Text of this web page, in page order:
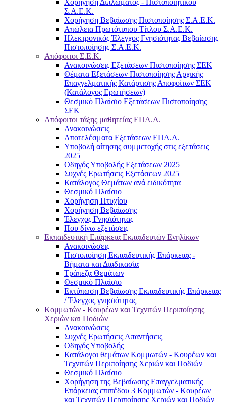
Χορήγηση Διπλώματος - Πιστοποιητικού
Σ.Α.Ε.Κ.
Χορήγηση Βεβαίωσης Πιστοποίησης Σ.Α.Ε.Κ.
Απώλεια Πρωτότυπου Τίτλου Σ.Α.Ε.Κ.
Ηλεκτρονικός Έλεγχος Γνησιότητας Βεβαίωσης
Πιστοποίησης Σ.Α.Ε.Κ.
Απόφοιτοι Σ.Ε.Κ.
Ανακοινώσεις Εξετάσεων Πιστοποίησης ΣΕΚ
Θέματα Εξετάσεων Πιστοποίησης Αρχικής
Επαγγελματικής Κατάρτισης Αποφοίτων ΣΕΚ
(Κατάλογος Ερωτήσεων)
Θεσμικό Πλαίσιο Εξετάσεων Πιστοποίησης
ΣΕΚ
Απόφοιτοι τάξης μαθητείας ΕΠΑ.Λ.
Ανακοινώσεις
Αποτελέσματα Εξετάσεων ΕΠΑ.Λ.
Υποβολή αίτησης συμμετοχής στις εξετάσεις
2025
Οδηγός Υποβολής Εξετάσεων 2025
Συχνές Ερωτήσεις Εξετάσεων 2025
Κατάλογος Θεμάτων ανά ειδικότητα
Θεσμικό Πλαίσιο
Χορήγηση Πτυχίου
Χορήγηση Βεβαίωσης
Έλεγχος Γνησιότητας
Που δίνω εξετάσεις
Εκπαιδευτική Επάρκεια Εκπαιδευτών Ενηλίκων
Ανακοινώσεις
Πιστοποίηση Εκπαιδευτικής Επάρκειας -
Βήματα και Διαδικασία
Τράπεζα Θεμάτων
Θεσμικό Πλαίσιο
Εκτύπωση Βεβαίωσης Εκπαιδευτικής Επάρκειας
/ Έλεγχος γνησιότητας
Κομμωτών - Κουρέων και Τεχνιτών Περιποίησης
Χεριών και Ποδιών
Ανακοινώσεις
Συχνές Ερωτήσεις Απαντήσεις
Οδηγός Υποβολής
Κατάλογοι θεμάτων Κομμωτών - Κουρέων και
Τεχνιτών Περιποίησης Χεριών και Ποδιών
Θεσμικό Πλαίσιο
Χορήγηση της Βεβαίωσης Επαγγελματικής
Επάρκειας επιπέδου 3 Κομμωτών - Κουρέων
και Τεχνιτών Περιποίησης Χεριών και Ποδιών